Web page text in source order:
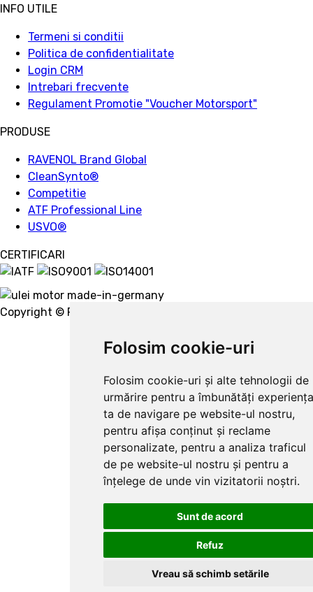
Folosim cookie-uri
Folosim cookie-uri și alte tehnologii de
urmărire pentru a îmbunătăți
ta de navigare pe website-ul nostru,
pentru afișa conținut și reclame
personalizate, pentru a analiza traficul
de pe website-ul nostru și pentru a
înțelege de unde vin vizitatorii noștri.
Sunt de acord
Refuz
Vreau să schimb setările
INFO UTILE
Termeni si conditii
Politica de confidentialitate
Login CRM
Intrebari frecvente
Regulament Promotie "Voucher Motorsport"
PRODUSE
RAVENOL Brand Global
CleanSynto®
Competitie
ATF Professional Line
USVO®
CERTIFICARI
Copyright © Ravenol 2022.